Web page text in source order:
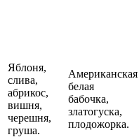
Яблоня,
слива,
абрикос,
вишня,
черешня,
груша.
Американская
белая
бабочка,
златогуска,
плодожорка.